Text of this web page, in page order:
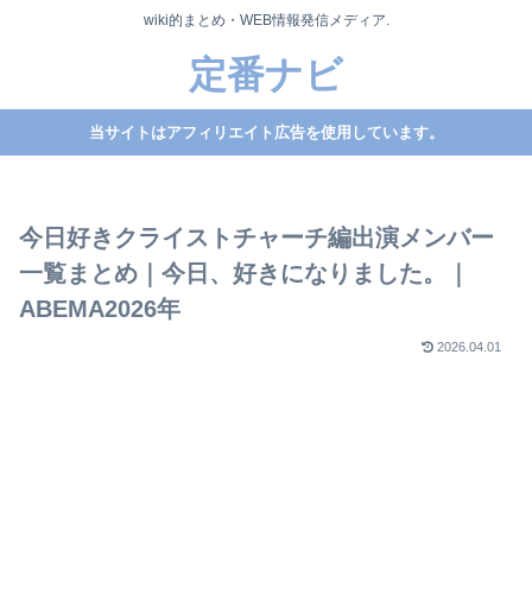
wiki的まとめ・WEB情報発信メディア.
定番ナビ
当サイトはアフィリエイト広告を使用しています。
今日好きクライストチャーチ編出演メンバー
一覧まとめ｜今日、好きになりました。｜
ABEMA2026年
2026.04.01